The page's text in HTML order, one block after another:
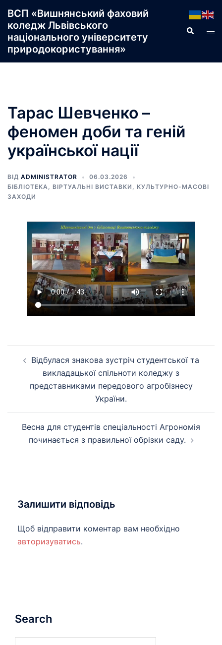
до
вмісту
ВСП «Вишнянський фаховий
коледж Львівського
національного університету
природокористування»
Пошук
Тарас Шевченко –
феномен доби та геній
української нації
ВІД ADMINISTRATOR
06.03.2026
БІБЛІОТЕКА, ВІРТУАЛЬНІ ВИСТАВКИ , КУЛЬТУРНО-МАСОВІ
ЗАХОДИ
запису
Відбулася знакова зустріч студентської та
викладацької спільноти коледжу з
представниками передового агробізнесу
України.
Весна для студентів спеціальності Агрономія
починається з правильної обрізки саду.
Залишити відповідь
Щоб відправити коментар вам необхідно
авторизуватись.
Search